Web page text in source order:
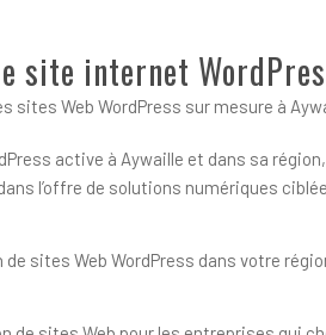
site internet
sites Web WordPress sur mesure à
active à Aywaille et dans sa
l’offre de solutions numériques
sites Web WordPress dans votre